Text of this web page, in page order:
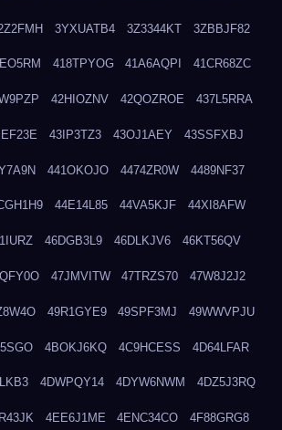
3YXUATB4 3Z3344KT 3ZBBJF82
418TPYOG 41A6AQPI 41CR68ZC
42HIOZNV 42QOZROE 437L5RRA
43IP3TZ3 43OJ1AEY 43SSFXBJ
441OKOJO 4474ZR0W 4489NF37
44E14L85 44VA5KJF 44XI8AFW
46DGB3L9 46DLKJV6 46KT56QV
47JMVITW 47TRZS70 47W8J2J2
49R1GYE9 49SPF3MJ 49WWVPJU
4BOKJ6KQ 4C9HCESS 4D64LFAR
4DWPQY14 4DYW6NWM 4DZ5J3RQ
4EE6J1ME 4ENC34CO 4F88GRG8